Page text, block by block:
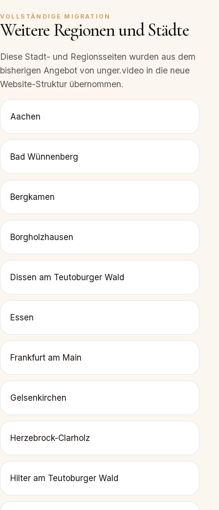
VOLLSTÄNDIGE MIGRATION
Weitere Regionen und Städte
Diese Stadt- und Regionsseiten wurden aus dem
bisherigen Angebot von unger.video in die neue
Website-Struktur übernommen.
Aachen
Bad Wünnenberg
Bergkamen
Borgholzhausen
Dissen am Teutoburger Wald
Essen
Frankfurt am Main
Gelsenkirchen
Herzebrock-Clarholz
Hilter am Teutoburger Wald